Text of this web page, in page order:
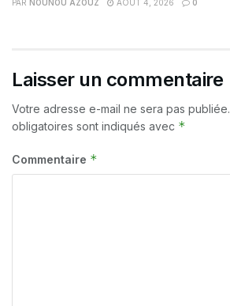
PAR NOUNOU AZOUZ AOÛT 4, 2026 0
Laisser un commentaire
Votre adresse e-mail ne sera pas publiée.
obligatoires sont indiqués avec *
Commentaire *